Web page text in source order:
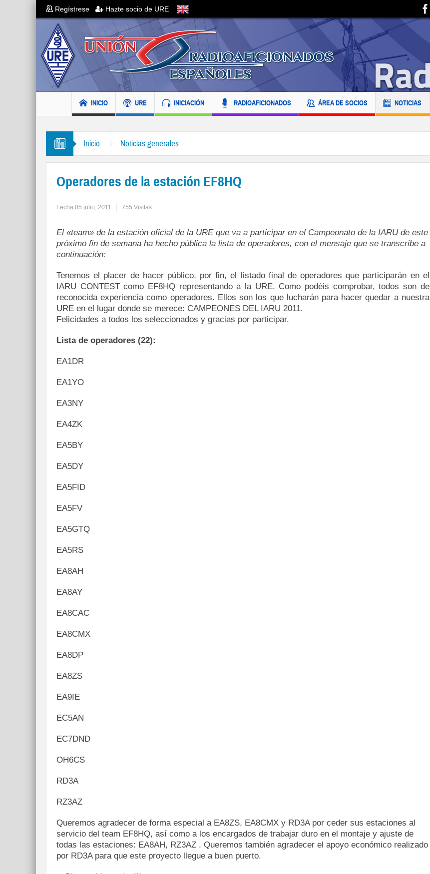
Regístrese Hazte socio de URE
INICIO URE INICIACIÓN RADIOAFICIONADOS ÁREA DE SOCIOS NOTICIAS
Inicio Noticias generales
Operadores de la estación EF8HQ
Fecha:05 julio, 2011 755 Visitas
El «team» de la estación oficial de la URE que va a participar en el Campeonato de la IARU de este
próximo fin de semana ha hecho pública la lista de operadores, con el mensaje que se transcribe a
continuación:
Tenemos el placer de hacer público, por fin, el listado final de operadores que participarán en el
IARU CONTEST como EF8HQ representando a la URE. Como podéis comprobar, todos son de
reconocida experiencia como operadores. Ellos son los que lucharán para hacer quedar a nuestra
URE en el lugar donde se merece: CAMPEONES DEL IARU 2011.
Felicidades a todos los seleccionados y gracias por participar.
Lista de operadores (22):
EA1DR
EA1YO
EA3NY
EA4ZK
EA5BY
EA5DY
EA5FID
EA5FV
EA5GTQ
EA5RS
EA8AH
EA8AY
EA8CAC
EA8CMX
EA8DP
EA8ZS
EA9IE
EC5AN
EC7DND
OH6CS
RD3A
RZ3AZ
Queremos agradecer de forma especial a EA8ZS, EA8CMX y RD3A por ceder sus estaciones al
servicio del team EF8HQ, así como a los encargados de trabajar duro en el montaje y ajuste de
todas las estaciones: EA8AH, RZ3AZ . Queremos también agradecer el apoyo económico realizado
por RD3A para que este proyecto llegue a buen puerto.